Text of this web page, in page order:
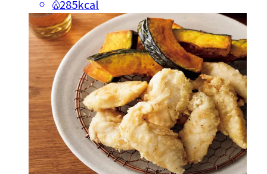
285kcal